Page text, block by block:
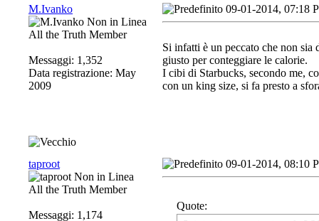
M.Ivanko
All the Truth Member
Messaggi: 1,352
Data registrazione: May
2009
09-01-2014, 07:18
Si infatti è un peccato che non
giusto per conteggiare le calorie.
I cibi di Starbucks, secondo me,
con un king size, si fa presto a
taproot
All the Truth Member
Messaggi: 1,174
09-01-2014, 08:10
Quote: